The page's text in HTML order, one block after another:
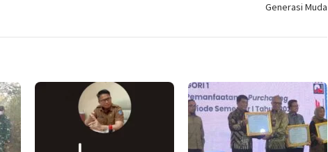
Generasi Muda